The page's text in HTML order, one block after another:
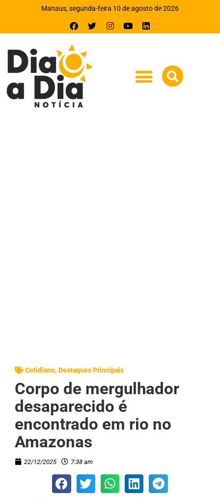
Manaus, segunda-feira 10 de agosto de 2026
Cotidiano, Destaques Principais
Corpo de mergulhador
desaparecido é
encontrado em rio no
Amazonas
22/12/2025 7:38 am